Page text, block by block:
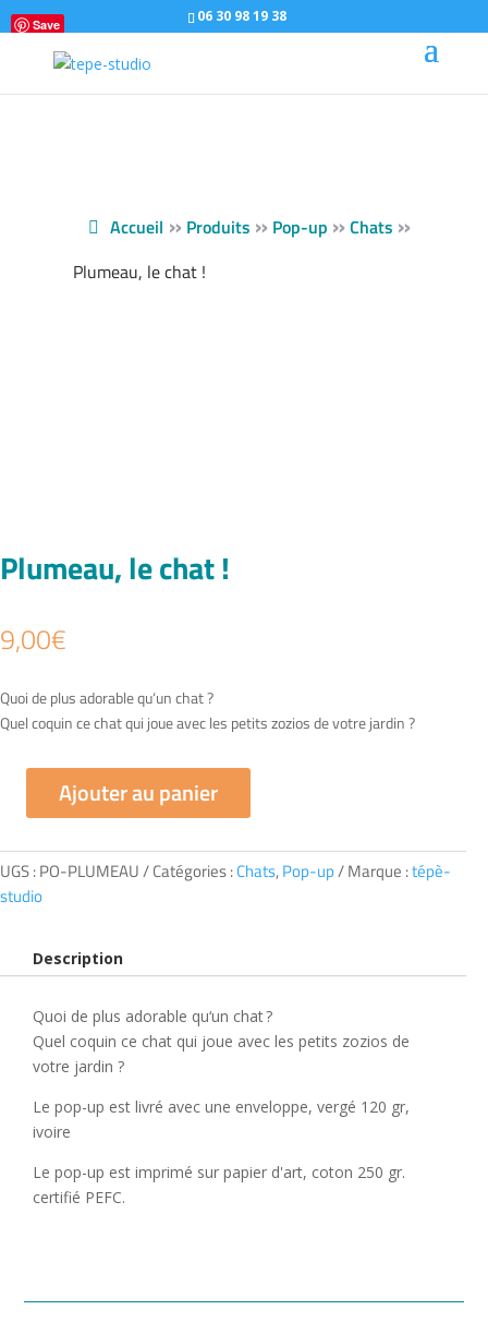
06 30 98 19 38
Save
Accueil » Produits » Pop-up » Chats »
Plumeau, le chat !
Plumeau, le chat !
9,00€
Quoi de plus adorable qu‘un chat ?
Quel coquin ce chat qui joue avec les petits zozios de votre jardin ?
quantité
Plumeau,
le
chat
Ajouter au panier
UGS :PO-PLUMEAU Catégories :Chats,Pop-up Marque :tépè-
studio
Description
Quoi de plus adorable qu‘un chat ?
Quel coquin ce chat qui joue avec les petits zozios de
votre jardin ?
Le pop-up est livré avec une enveloppe, vergé 120 gr,
ivoire
Le pop-up est imprimé sur papier d'art, coton 250 gr.
certifié PEFC.